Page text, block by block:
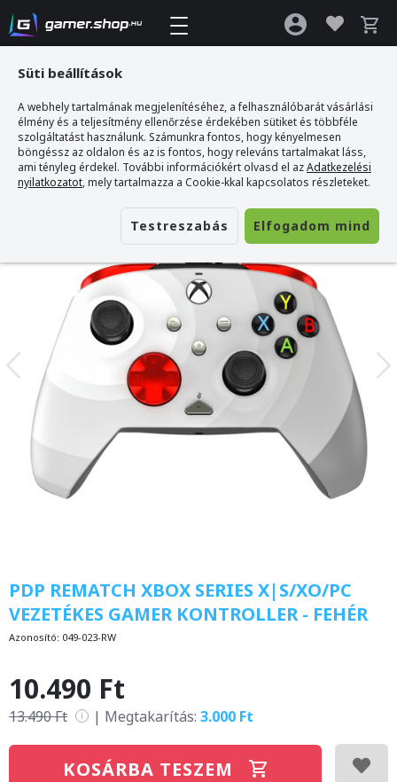
Gamer webshop >PDP Rematch Xbox Series X|S/XO/PC vezetékes gamer
kontroller - fehér
PDP REMATCH XBOX SERIES X|S/XO/PC
VEZETÉKES GAMER KONTROLLER - FEHÉR
Azonosító: 049-023-RW
10.490 Ft
13.490 Ft i | Megtakarítás: 3.000 Ft
KOSÁRBA TESZEM
Süti beállítások
A webhely tartalmának megjelenítéséhez, a felhasználóbarát vásárlási
élmény és a teljesítmény ellenőrzése érdekében sütiket és többféle
szolgáltatást használunk. Számunkra fontos, hogy kényelmesen
böngéssz az oldalon és az is fontos, hogy releváns tartalmakat láss,
ami tényleg érdekel. További információkért olvasd el azAdatkezelési
nyilatkozatot, mely tartalmazza a Cookie-kkal kapcsolatos részleteket.
Testreszabás Elfogadom mind